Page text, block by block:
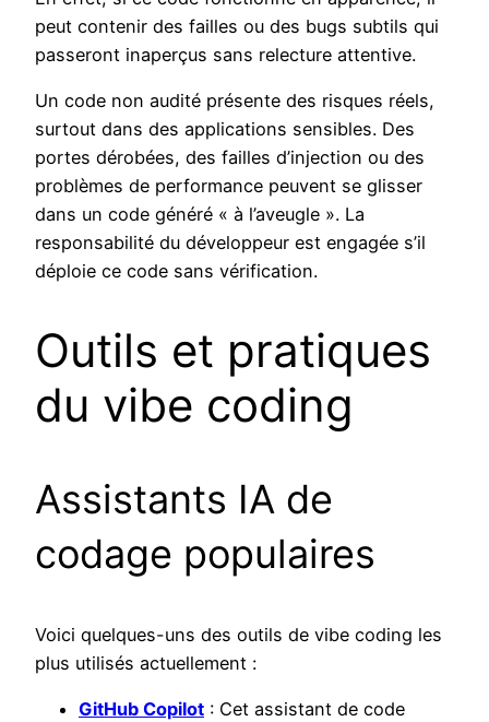
peut contenir des failles ou des bugs subtils qui
passeront inaperçus sans relecture attentive.
Un code non audité présente des risques réels,
surtout dans des applications sensibles. Des
portes dérobées, des failles d’injection ou des
problèmes de performance peuvent se glisser
dans un code généré « à l’aveugle ». La
responsabilité du développeur est engagée s’il
déploie ce code sans vérification.
Outils et pratiques
du vibe coding
Assistants IA de
codage populaires
Voici quelques-uns des outils de vibe coding les
plus utilisés actuellement :
GitHub Copilot : Cet assistant de code